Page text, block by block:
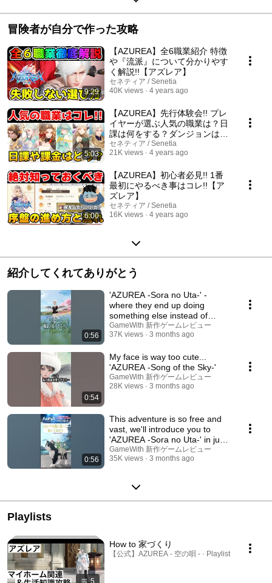
冒険者が自分で作った攻略
9:29
【AZUREA】全6職業紹介 特徴
や『流派』について分かりやす
く解説!!【アズレア】
セネティア / Senetia
40K views
4 years ago
5:03
【AZUREA】先行体験会!! プレ
イヤーが選ぶ人気の職業は？日
課は何をする？ダンジョンはど
んな感じ！？気になる部分をま
とめて紹介!!【アズレア】
セネティア / Senetia
21K views
4 years ago
6:00
【AZUREA】初心者必見!! 1番
最初にやるべき事はコレ!!【ア
ズレア】
セネティア / Senetia
16K views
4 years ago
紹介してくれてありがとう
0:56
'AZUREA -Sora no Uta-' -
where they end up doing
something else instead of
fighting.
GameWith 新作ゲームレビュー
37K views
3 months ago
0:54
My face is way too cute...
'AZUREA -Song of the Sky-'
GameWith 新作ゲームレビュー
28K views
3 months ago
0:56
This adventure is so free and
vast, we'll introduce you to
'AZUREA -Sora no Uta-' in just
one min...
GameWith 新作ゲームレビュー
35K views
3 months ago
Playlists
5
How to 家づくり
【公式】AZUREA - 空の唄 - · Playlist